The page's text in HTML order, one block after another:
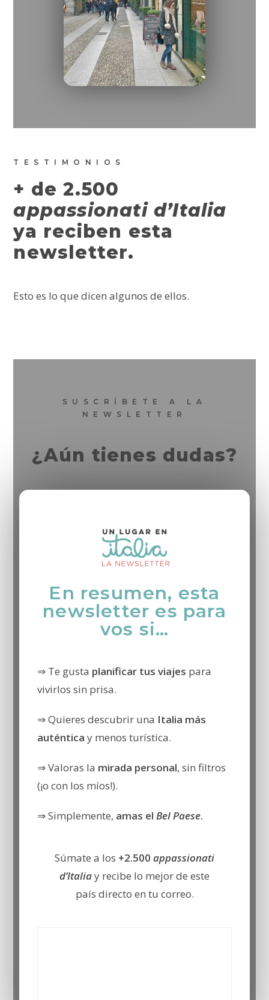
TESTIMONIOS
+ de 2.500
appassionati d’Italia
ya reciben esta
newsletter.
Esto es lo que dicen algunos de ellos.
SUSCRÍBETE A LA
NEWSLETTER
¿Aún tienes dudas?
En resumen, esta
newsletter es para
vos si…
⇒ Te gusta planificar tus viajes para
vivirlos sin prisa.
⇒ Quieres descubrir una Italia más
auténticay menos turística.
⇒ Valoras la mirada personal, sin filtros
(¡o con los míos!).
⇒ Simplemente, amas elBel Paese.
Súmate a los +2.500 appassionati
d’Italiay recibe lo mejor de este
país directo en tu correo.